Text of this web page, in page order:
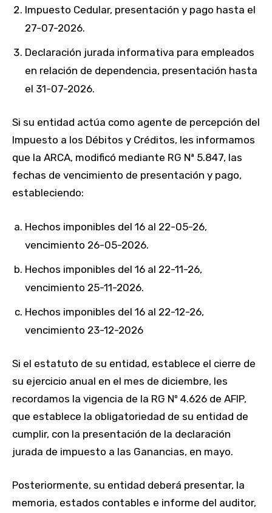
Impuesto Cedular, presentación y pago hasta el
27-07-2026.
Declaración jurada informativa para empleados
en relación de dependencia, presentación hasta
el 31-07-2026.
Si su entidad actúa como agente de percepción del
Impuesto a los Débitos y Créditos, les informamos
que la ARCA, modificó mediante RG Nª 5.847, las
fechas de vencimiento de presentación y pago,
estableciendo:
Hechos imponibles del 16 al 22-05-26,
vencimiento 26-05-2026.
Hechos imponibles del 16 al 22-11-26,
vencimiento 25-11-2026.
Hechos imponibles del 16 al 22-12-26,
vencimiento 23-12-2026
Si el estatuto de su entidad, establece el cierre de
su ejercicio anual en el mes de diciembre, les
recordamos la vigencia de la RG Nº 4.626 de AFIP,
que establece la obligatoriedad de su entidad de
cumplir, con la presentación de la declaración
jurada de impuesto a las Ganancias, en mayo.
Posteriormente, su entidad deberá presentar, la
memoria, estados contables e informe del auditor,